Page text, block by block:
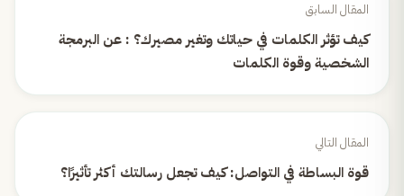
المقال السابق
كيف تؤثر الكلمات في حياتك وتغير مصيرك؟ : عن البرمجة
الشخصية وقوة الكلمات
المقال التالي
قوة البساطة في التواصل: كيف تجعل رسالتك أكثر تأثيرًا؟